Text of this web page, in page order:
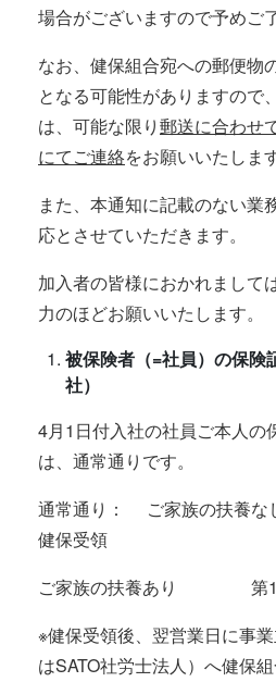
場合がございますので予めご
なお、健保組合宛への郵便物
となる可能性がありますので
は、可能な限り郵送に合わせ
にてご連絡をお願いいたします
また、本通知に記載のない業
応とさせていただきます。
加入者の皆様におかれまして
力のほどお願いいたします。
被保険者（=社員）の保険
社）
4月1日付入社の社員ご本人の
は、通常通りです。
通常通り： ご家族の扶
健保受領
ご家族の扶養あり 第10
※健保受領後、翌営業日に事
はSATO社労士法人）へ健保